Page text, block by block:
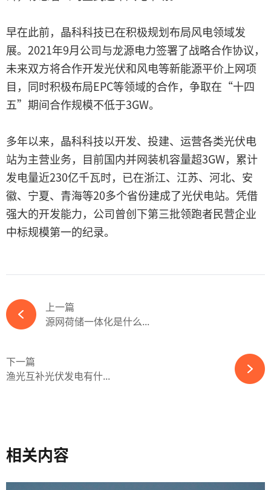
早在此前，晶科科技已在积极规划布局风电领域发
展。2021年9月公司与龙源电力签署了战略合作协议，
未来双方将合作开发光伏和风电等新能源平价上网项
目，同时积极布局EPC等领域的合作，争取在“十四
五”期间合作规模不低于3GW。
多年以来，晶科科技以开发、投建、运营各类光伏电
站为主营业务，目前国内并网装机容量超3GW，累计
发电量近230亿千瓦时，已在浙江、江苏、河北、安
徽、宁夏、青海等20多个省份建成了光伏电站。凭借
强大的开发能力，公司曾创下第三批领跑者民营企业
中标规模第一的纪录。
上一篇
源网荷储一体化是什么...
下一篇
渔光互补光伏发电有什...
相关内容